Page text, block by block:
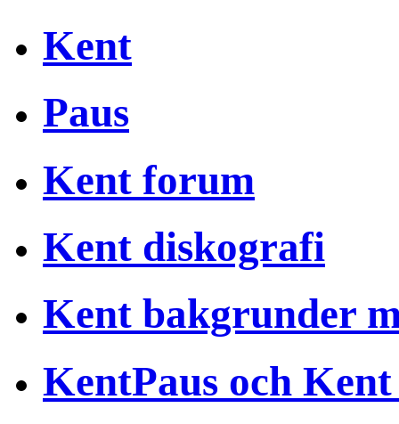
Kent
Paus
Kent forum
Kent diskografi
Kent bakgrunder
KentPaus och Kent